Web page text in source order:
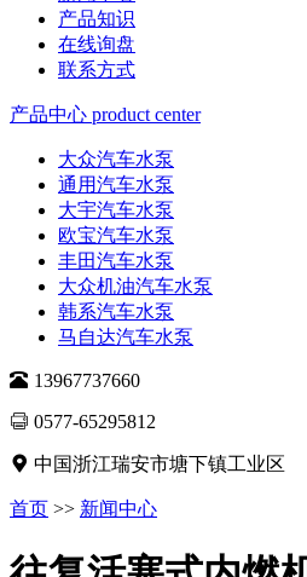
产品知识
在线询盘
联系方式
产品中心 product center
大众汽车水泵
通用汽车水泵
大宇汽车水泵
欧宝汽车水泵
丰田汽车水泵
大众机油汽车水泵
韩系汽车水泵
马自达汽车水泵
13967737660
0577-65295812
中国浙江瑞安市塘下镇工业区
首页 >> 新闻中心